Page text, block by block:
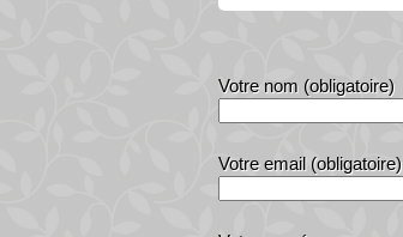
Votre nom (obligatoire)
Votre email (obligatoire)